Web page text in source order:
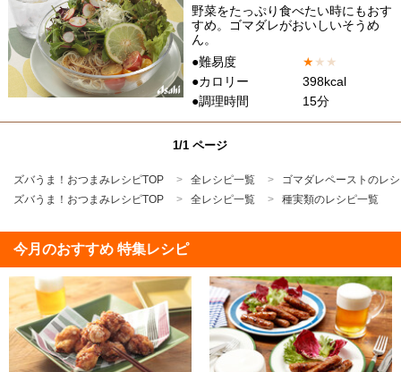
野菜をたっぷり食べたい時にもおす
すめ。ゴマダレがおいしいそうめ
ん。
●難易度
★★ ★
●カロリー
398kcal
●調理時間
15分
1/1 ページ
ズバうま！おつまみレシピTOP 全レシピ一覧
ゴマダレペーストのレ
ズバうま！おつまみレシピTOP
全レシピ一覧 種実類のレシピ一覧
今月のおすすめ 特集レシピ